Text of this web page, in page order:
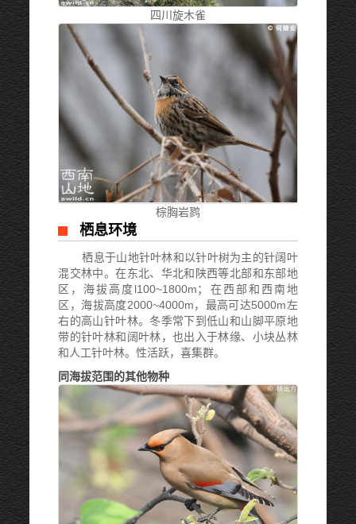
四川旋木雀
棕胸岩鹨
栖息环境
栖息于山地针叶林和以针叶树为主的针阔叶
混交林中。在东北、华北和陕西等北部和东部地
区，海拔高度l100~1800m；在西部和西南地
区，海拔高度2000~4000m，最高可达5000m左
右的高山针叶林。冬季常下到低山和山脚平原地
带的针叶林和阔叶林，也出入于林缘、小块丛林
和人工针叶林。性活跃，喜集群。
同海拔范围的其他物种